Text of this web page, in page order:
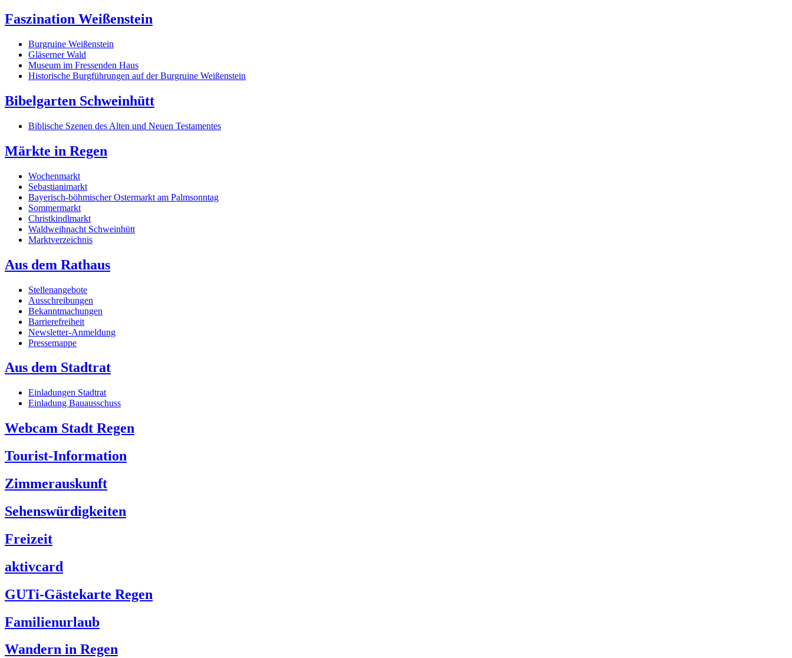
Faszination Weißenstein
Burgruine Weißenstein
Gläserner Wald
Museum im Fressenden Haus
Historische Burgführungen auf der Burgruine Weißenstein
Bibelgarten Schweinhütt
Biblische Szenen des Alten und Neuen Testamentes
Märkte in Regen
Wochenmarkt
Sebastianimarkt
Bayerisch-böhmischer Ostermarkt am Palmsonntag
Sommermarkt
Christkindlmarkt
Waldweihnacht Schweinhütt
Marktverzeichnis
Aus dem Rathaus
Stellenangebote
Ausschreibungen
Bekanntmachungen
Barrierefreiheit
Newsletter-Anmeldung
Pressemappe
Aus dem Stadtrat
Einladungen Stadtrat
Einladung Bauausschuss
Webcam Stadt Regen
Tourist-Information
Zimmerauskunft
Sehenswürdigkeiten
Freizeit
aktivcard
GUTi-Gästekarte Regen
Familienurlaub
Wandern in Regen